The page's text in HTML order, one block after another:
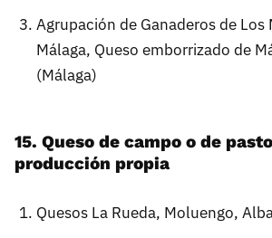
Agrupación de Ganaderos de Los
Málaga, Queso emborrizado de
(Málaga)
15. Queso de campo o de
producción propia
Quesos La Rueda, Moluengo,